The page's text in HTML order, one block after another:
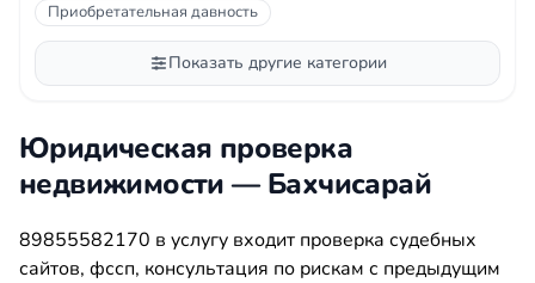
Приобретательная давность
Показать другие категории
Юридическая проверка
недвижимости — Бахчисарай
89855582170 в услугу входит проверка судебных
сайтов, фссп, консультация по рискам с предыдущим